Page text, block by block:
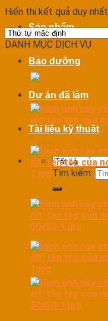
Sản phẩm
Bảo dưỡng
Dự án đã làm
Tài liệu kỹ thuật
Tìm kiếm:
Hiển thị kết quả duy nhất
DANH MỤC DỊCH VỤ